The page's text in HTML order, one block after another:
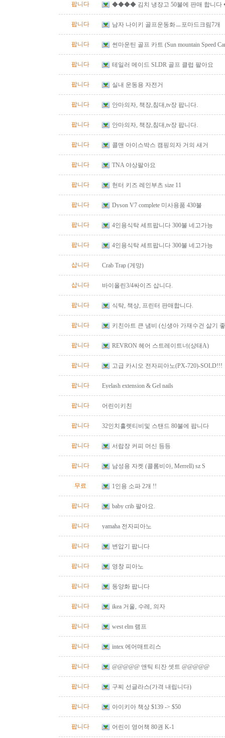
팝니다 ◆◆◆◆ 김치 냉장고 50불에 판매 합니
팝니다 남자 나이키 골프운동화ㅡ포마드크림7개
팝니다 썬마운틴 골프 카트 (Sun mountain Speed
팝니다 테일러 메이드 SLDR 골프 클럽 팔아요
팝니다 실내 운동용 자전거
팝니다 안마의자, 책장,침대,tv장 팝니다.
팝니다 안마의자, 책장,침대,tv장 팝니다.
팝니다 콜맨 아이스박스 캠핑의자 거의 새거
팝니다 TNA 야상팔아요
팝니다 헌터 키즈 레인부츠 size 11
팝니다 Dyson V7 complete 미사용품 430불
팝니다 4인용식탁 세트팝니다 300불 네고가능
팝니다 4인용식탁 세트팝니다 300불 네고가능
삽니다 Crab Trap (게망)
삽니다 바이올린3/4싸이즈 삽니다.
팝니다 식탁, 책상, 프린터 판매합니다.
팝니다 키친아트 큰 냄비 (신생아 가재수건 삶기
팝니다 REVRON 헤어 스트레이트너(상태A)
팝니다 고급 카시오 전자피아노(PX-720)-SOLD!!!
팝니다 Eyelash extension & Gel nails
팝니다 어린이키친
팝니다 32인치훌렛티비및 스탠드 80불에 팝니다
팝니다 서랍장 커피 머신 등등
팝니다 남성용 자켓 (콜롬비아, Merrell) sz S
무료 1인용 소파 2개 !!
팝니다 baby crib 팔아요.
팝니다 yamaha 전자피아노
팝니다 변압기 팝니다
팝니다 영창 피아노
팝니다 동양화 팝니다
팝니다 ikea 거울, 수레, 의자
팝니다 west elm 램프
팝니다 intex 에어매트리스
팝니다 @@@@@ 앤틱 티잔 셋트 @@@@@
팝니다 구찌 선글라스(가격 내립니다)
팝니다 아이키아 책상 $139 -> $50
팝니다 어린이 영어책 80권 K-1